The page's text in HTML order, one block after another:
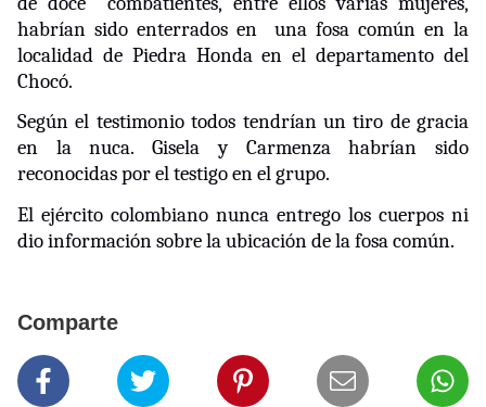
habrían sido enterrados en
una fosa común en la
localidad de Piedra Honda en el departamento del
Chocó.
Según el testimonio todos tendrían un tiro de gracia
en la nuca. Gisela y Carmenza habrían sido
reconocidas por el testigo en el grupo.
El ejército colombiano nunca entrego los cuerpos ni
dio información sobre la ubicación de la fosa común.
Comparte